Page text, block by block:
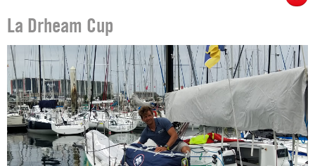
La Drheam Cup